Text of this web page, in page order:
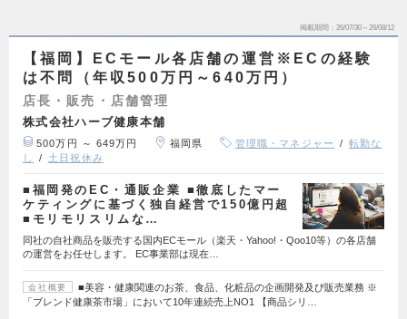
掲載期間 26/07/30～26/08/12
【福岡】ECモール各店舗の運営※ECの経験
は不問（年収500万円～640万円）
店長・販売・店舗管理
株式会社ハーブ健康本舗
500万円 ～ 649万円 福岡県 管理職・マネジャー
転勤な
し
土日祝休み
■福岡発のEC・通販企業 ■徹底したマー
ケティングに基づく独自経営で150億円超
■モリモリスリムな…
同社の自社商品を販売する国内ECモール（楽天・Yahoo!・Qoo10等）の各店舗
の運営をお任せします。 EC事業部は現在…
会社概要
■美容・健康関連のお茶、食品、化粧品の企画開発及び販売業務 ※
「ブレンド健康茶市場」において10年連続売上NO1 【商品シリ…